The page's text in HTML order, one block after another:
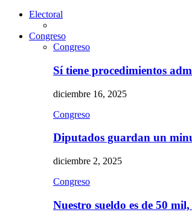
Electoral
Congreso
Congreso
Sí tiene procedimientos
diciembre 16, 2025
Congreso
Diputados guardan un
diciembre 2, 2025
Congreso
Nuestro sueldo es de 50